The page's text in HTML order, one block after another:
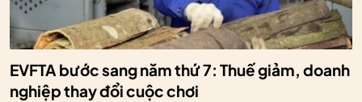
EVFTA bước sang năm thứ 7: Thuế giảm, doanh
nghiệp thay đổi cuộc chơi